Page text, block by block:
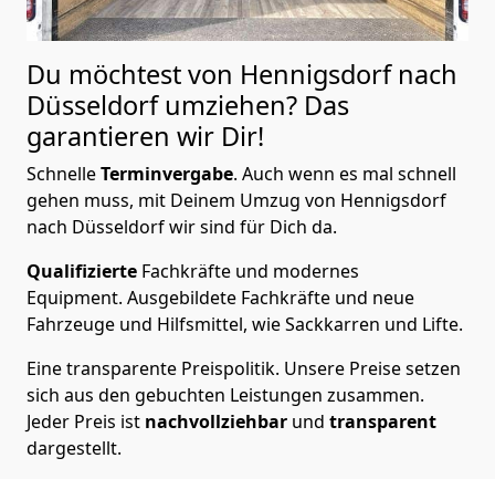
Du möchtest von Hennigsdorf nach
Düsseldorfumziehen? Das
garantieren wir Dir!
SchnelleTerminvergabe. Auch wenn es mal schnell
gehen muss, mit Deinem Umzug von Hennigsdorf
nach Düsseldorf wir sind für Dich da.
Qualifizierte Fachkräfte und modernes
Equipment. Ausgebildete Fachkräfte und neue
Fahrzeuge und Hilfsmittel, wie Sackkarren und Lifte.
Eine transparente Preispolitik. Unsere Preise setzen
sich aus den gebuchten Leistungen zusammen.
Jeder Preis ist nachvollziehbar und transparent
dargestellt.